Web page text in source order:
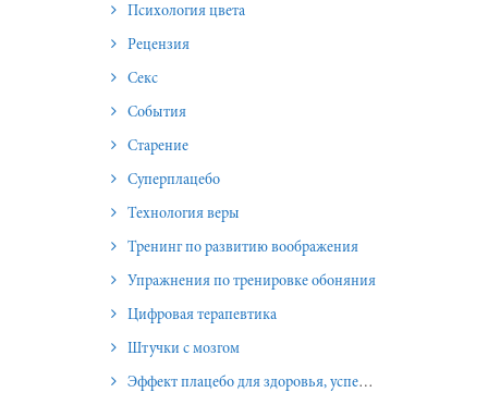
Психология цвета
Рецензия
Секс
События
Старение
Суперплацебо
Технология веры
Тренинг по развитию воображения
Упражнения по тренировке обоняния
Цифровая терапевтика
Штучки с мозгом
Эффект плацебо для здоровья, успеха и отношений